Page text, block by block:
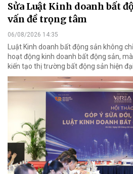
Sửa Luật Kinh doanh bất
vấn đề trọng tâm
06/08/2026 14:35
Luật Kinh doanh bất động sản không
hoạt động kinh doanh bất động sản,
kiến tạo thị trường bất động sản hiện